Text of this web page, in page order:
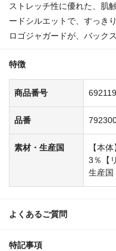
ストレッチ性に優れた、肌
ードシルエットで、すっき
ロゴジャガードが、バック
特徴
商品番号
品番
素材・生産国
【本
3％【
生産国
よくあるご質問
特記事項